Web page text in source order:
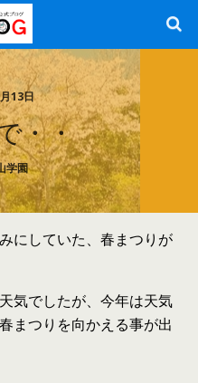
13日
・・
学園
にしていた、春まつりが
気でしたが、今年は天気
まつりを向かえる事が出